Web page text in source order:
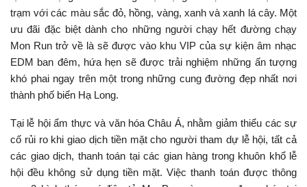
trạm với các màu sắc đỏ, hồng, vàng, xanh và xanh lá cây. Một
ưu đãi đặc biệt dành cho những người chạy hết đường chạy
Mon Run trở về là sẽ được vào khu VIP của sự kiện âm nhạc
EDM ban đêm, hứa hẹn sẽ được trải nghiệm những ấn tượng
khó phai ngay trên một trong những cung đường đẹp nhất nơi
thành phố biển Hạ Long.
Tại lễ hội ẩm thực và văn hóa Châu Á, nhằm giảm thiểu các sự
cố rủi ro khi giao dịch tiền mặt cho người tham dự lễ hội, tất cả
các giao dịch, thanh toán tại các gian hàng trong khuôn khổ lễ
hội đều không sử dụng tiền mặt. Việc thanh toán được thông